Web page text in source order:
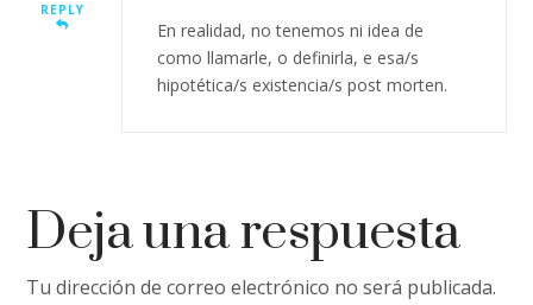
REPLY
En realidad, no tenemos ni idea de
como llamarle, o definirla, e esa/s
hipotética/s existencia/s post morten.
Deja una respuesta
Tu dirección de correo electrónico no será publicada.